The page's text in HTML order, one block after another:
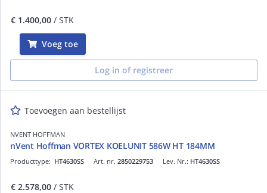
€ 1.400,00 / STK
Voeg toe
Log in of registreer
Toevoegen aan bestellijst
NVENT HOFFMAN
nVent Hoffman VORTEX KOELUNIT 586W HT 184MM
Art. nr. 2850229753
Producttype: HT4630SS Lev. Nr.: HT4630SS
€ 2.578,00 / STK